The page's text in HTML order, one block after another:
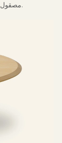
مصقول راقٍ، مما يضفي عليها أناقة معاصرة راقية.